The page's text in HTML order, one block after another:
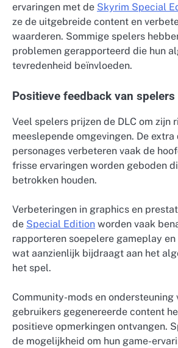
ervaringen met de Skyrim Special
ze de uitgebreide content en
waarderen. Sommige spelers
problemen gerapporteerd die hun
tevredenheid beïnvloeden.
Positieve feedback van spelers
Veel spelers prijzen de DLC om zijn
meeslepende omgevingen. De extra
personages verbeteren vaak de
frisse ervaringen worden geboden
betrokken houden.
Verbeteringen in graphics en
de Special Edition worden vaak
rapporteren soepelere gameplay en
wat aanzienlijk bijdraagt aan het
het spel.
Community-mods en ondersteuning
gebruikers gegenereerde content
positieve opmerkingen ontvangen.
de mogelijkheid om hun game-